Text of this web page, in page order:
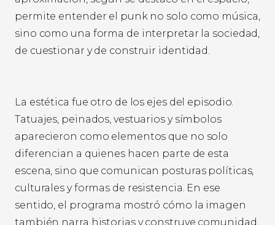
permite entender el punk no solo como música,
sino como una forma de interpretar la sociedad,
de cuestionar y de construir identidad.
La estética fue otro de los ejes del episodio.
Tatuajes, peinados, vestuarios y símbolos
aparecieron como elementos que no solo
diferencian a quienes hacen parte de esta
escena, sino que comunican posturas políticas,
culturales y formas de resistencia. En ese
sentido, el programa mostró cómo la imagen
también narra historias y construye comunidad.